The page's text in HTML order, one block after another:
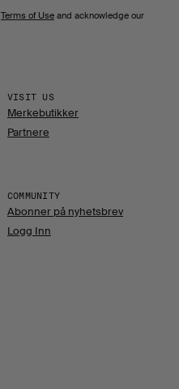
Terms of Use and acknowledge our
VISIT US
Merkebutikker
Partnere
COMMUNITY
Abonner på nyhetsbrev
Logg Inn